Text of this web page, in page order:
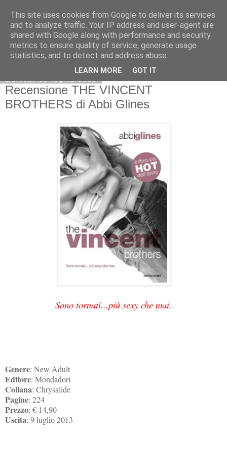
martedì 16 luglio 2013
Recensione THE VINCENT
BROTHERS di Abbi Glines
Sono tornati...più sexy che mai.
Genere: New Adult
Editore: Mondadori
Collana: Chrysalide
Pagine: 224
Prezzo: € 14,90
Uscita: 9 luglio 2013
This site uses cookies from Google to deliver its services
and to analyze traffic. Your IP address and user-agent are
shared with Google along with performance and security
metrics to ensure quality of service, generate usage
statistics, and to detect and address abuse.
LEARN MORE GOT IT